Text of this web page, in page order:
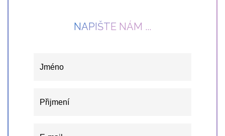
NAPIŠTE NÁM ...